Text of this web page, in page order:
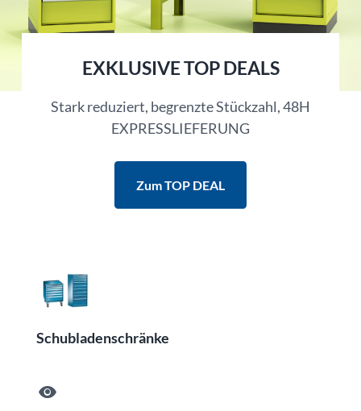
EXKLUSIVE TOP DEALS
Stark reduziert, begrenzte Stückzahl, 48H
EXPRESSLIEFERUNG
Zum TOP DEAL
Schubladenschränke
visibility